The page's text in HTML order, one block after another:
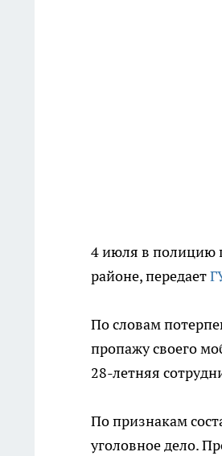
4 июля в полицию
районе, передает
По словам
пропажу своего
28-летняя
По признакам
уголовное дело.